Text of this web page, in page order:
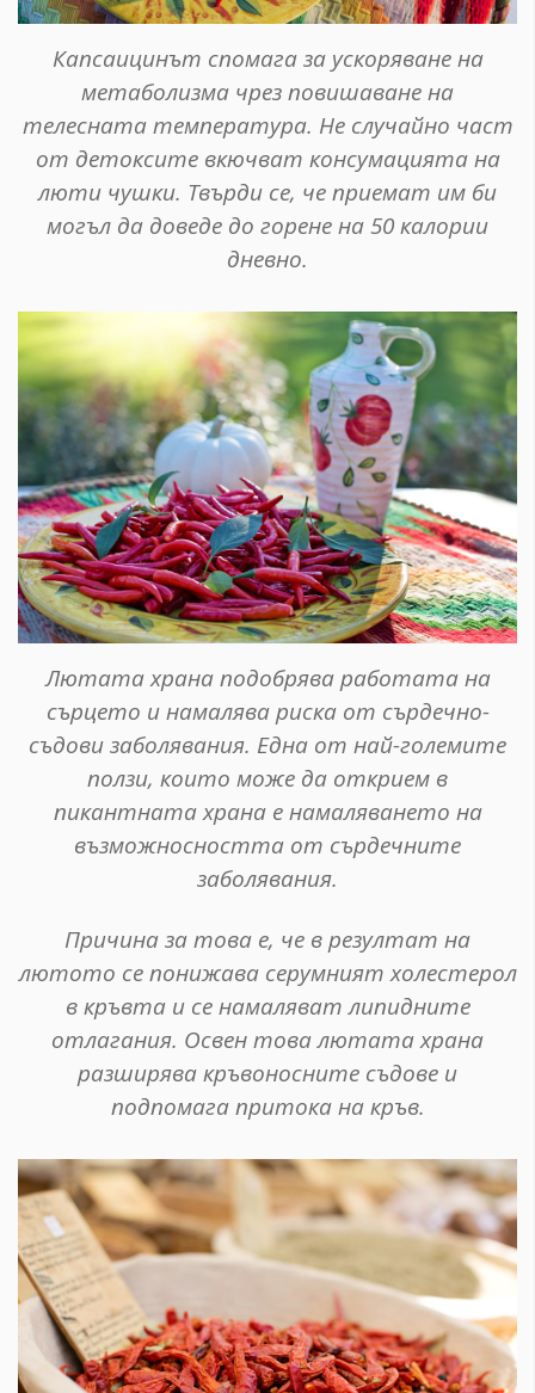
Капсаицинът спомага за ускоряване на
метаболизма чрез повишаване на
телесната температура. Не случайно част
от детоксите вкючват консумацията на
люти чушки. Твърди се, че приемат им би
могъл да доведе до горене на 50 калории
дневно.
Лютата храна подобрява работата на
сърцето и намалява риска от сърдечно-
съдови заболявания. Една от най-големите
ползи, които може да открием в
пикантната храна е намаляването на
възможносността от сърдечните
заболявания.
Причина за това е, че в резултат на
лютото се понижава серумният холестерол
в кръвта и се намаляват липидните
отлагания. Освен това лютата храна
разширява кръвоносните съдове и
подпомага притока на кръв.